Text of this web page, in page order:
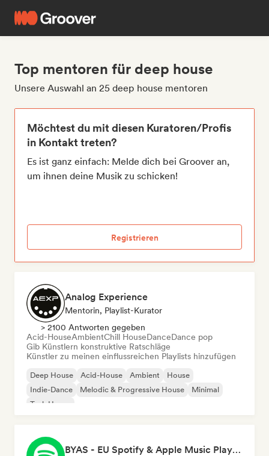
Top mentoren für deep house
Unsere Auswahl an 25 deep house mentoren
Möchtest du mit diesen Kuratoren/Profis
in Kontakt treten?
Es ist ganz einfach: Melde dich bei Groover an,
um ihnen deine Musik zu schicken!
Registrieren
Analog Experience
Mentorin, Playlist-Kurator
> 2100 Antworten gegeben
Acid-HouseAmbientChill HouseDanceDance pop
Gib Künstlern konstruktive Ratschläge
Künstler zu meinen einflussreichen Playlists hinzufügen
Deep House Acid-House Ambient
House
Indie-Dance
Melodic & Progressive House
Minimal
Tech House
BYAS - EU Spotify & Apple Music Playlists